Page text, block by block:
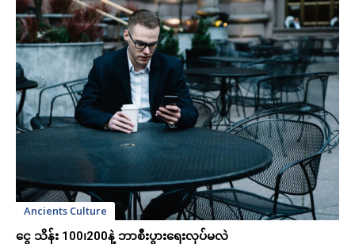
Ancients Culture
ငွေ သိန်း 100၊200နဲ့ ဘာစီးပွားရေးလုပ်မလဲ